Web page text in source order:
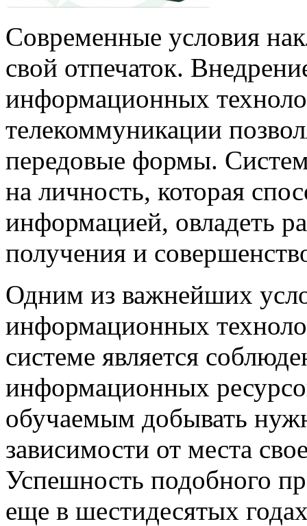
Современные условия
свой отпечаток.
информационных
телекоммуникации
передовые формы.
на личность, которая
информацией, овладеть
получения и
Одним из важнейших
информационных
системе является
информационных
обучаемым добывать
зависимости от места
Успешность подобного
еще в шестидесятых